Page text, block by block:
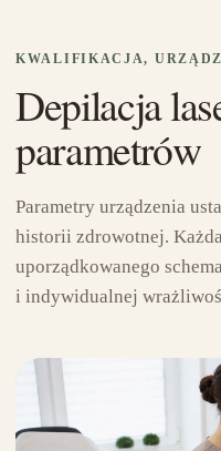
KWALIFIKACJA,
Depilacja
parametrów
Parametry urządzenia
historii zdrowotnej.
uporządkowanego
i indywidualnej